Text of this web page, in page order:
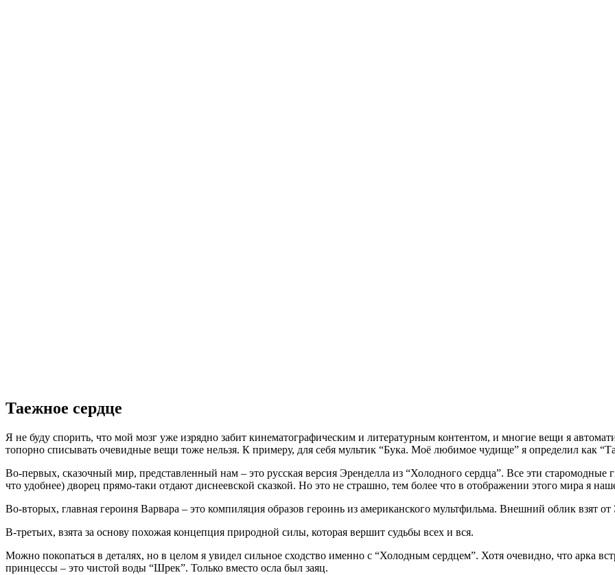
Таежное сердце
Я не буду спорить, что мой мозг уже изрядно забит кинематографическим и литературным контентом, и многие вещи я
топорно списывать очевидные вещи тоже нельзя. К примеру, для себя мультик “Бука. Моё любимое чудище” я определил как
Во-первых, сказочный мир, представленный нам – это русская версия Эренделла из “Холодного сердца”. Все эти
что удобнее) дворец прямо-таки отдают диснеевской сказкой. Но это не страшно, тем более что в отображении этого мира я
Во-вторых, главная героиня Варвара – это компиляция образов героинь из американского мультфильма. Внешний облик взят
В-третьих, взята за основу похожая концепция природной силы, которая вершит судьбы всех и вся.
Можно покопаться в деталях, но в целом я увидел сильное сходство именно с “Холодным сердцем”. Хотя очевидно, что арка
принцессы – это чистой воды “Шрек”. Только вместо осла был заяц.